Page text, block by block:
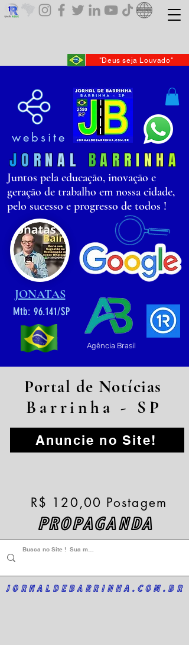
"Deus seja Louvado"
website
JO RNAL BARRI NHA
Juntos pela educação, inovação e
geração de trabalho em nossa cidade,
pelo sucesso e progresso de todos !
JONATAS
Mtb: 96.141/SP
Agência Brasil
Anuncie no Site!
PROPAGANDA
R$ 120,00 Postagem
JORNALDEBARRINHA.COM.BR
Barrinha - SP
Portal de Notícias